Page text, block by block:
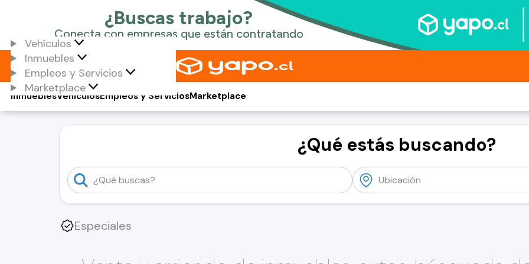
Vehículos
Inmuebles
Empleos y Servicios
Marketplace
Vehículos
Inmuebles Empleos y ServiciosMarketplace
¿Qué estás buscando?
Especiales